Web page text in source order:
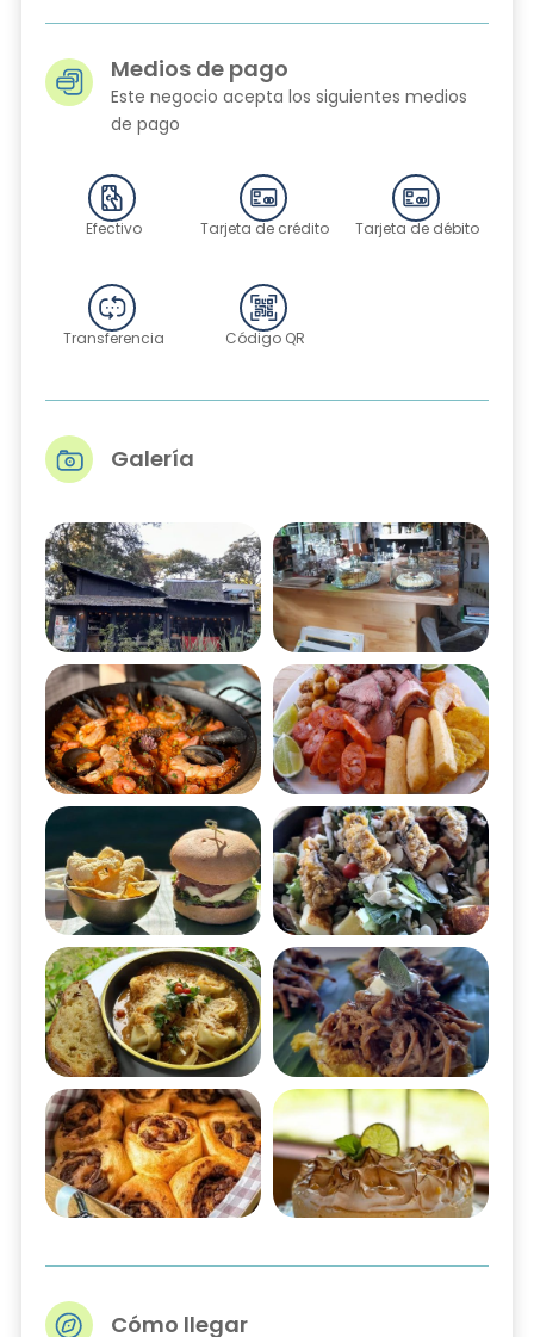
Medios de pago
Este negocio acepta los siguientes medios
de pago
Efectivo Tarjeta de crédito Tarjeta de débito
Transferencia Código QR
Galería
Cómo llegar